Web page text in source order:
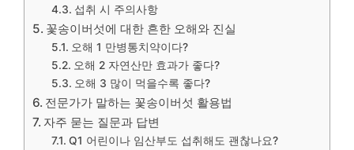
섭취 시 주의사항
꽃송이버섯에 대한 흔한 오해와 진실
오해 1 만병통치약이다?
오해 2 자연산만 효과가 좋다?
오해 3 많이 먹을수록 좋다?
전문가가 말하는 꽃송이버섯 활용법
자주 묻는 질문과 답변
Q1 어린이나 임산부도 섭취해도 괜찮나요?